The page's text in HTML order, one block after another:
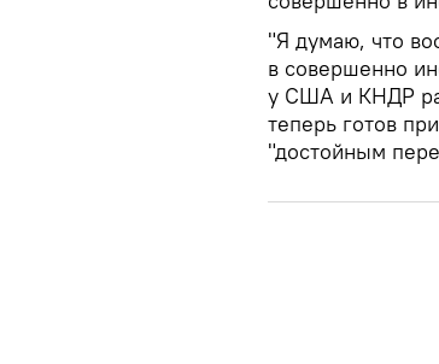
"Я думаю, что
в совершенно
у США и КНДР
теперь готов
"достойным